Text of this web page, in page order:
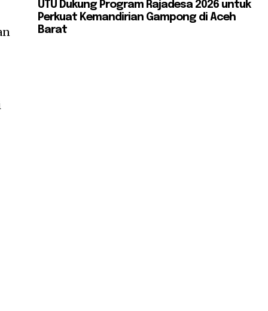
UTU Dukung Program Rajadesa 2026 untuk
Perkuat Kemandirian Gampong di Aceh
Barat